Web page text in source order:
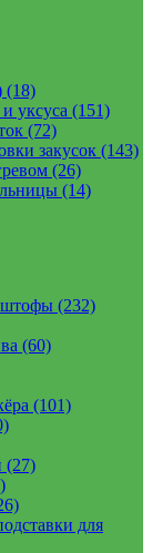
(18)
уксуса (151)
(72)
закусок (143)
(26)
(14)
(232)
(60)
(101)
(27)
для